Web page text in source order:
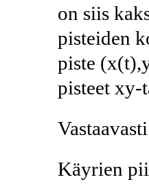
on siis
pisteiden
piste
pisteet xy-
Käyrien